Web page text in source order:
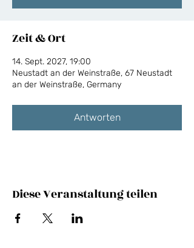
Zeit & Ort
14. Sept. 2027, 19:00
Neustadt an der Weinstraße, 67 Neustadt
an der Weinstraße, Germany
Antworten
Diese Veranstaltung teilen